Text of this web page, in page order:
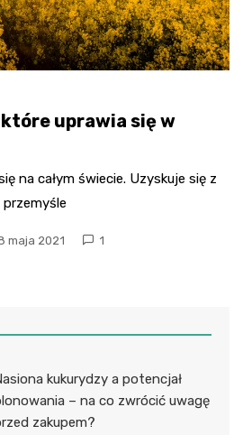
uprawia się w
na całym świecie. Uzyskuje się z
maja 2021 1
kukurydzy a potencjał
– na co zwrócić uwagę
zakupem?